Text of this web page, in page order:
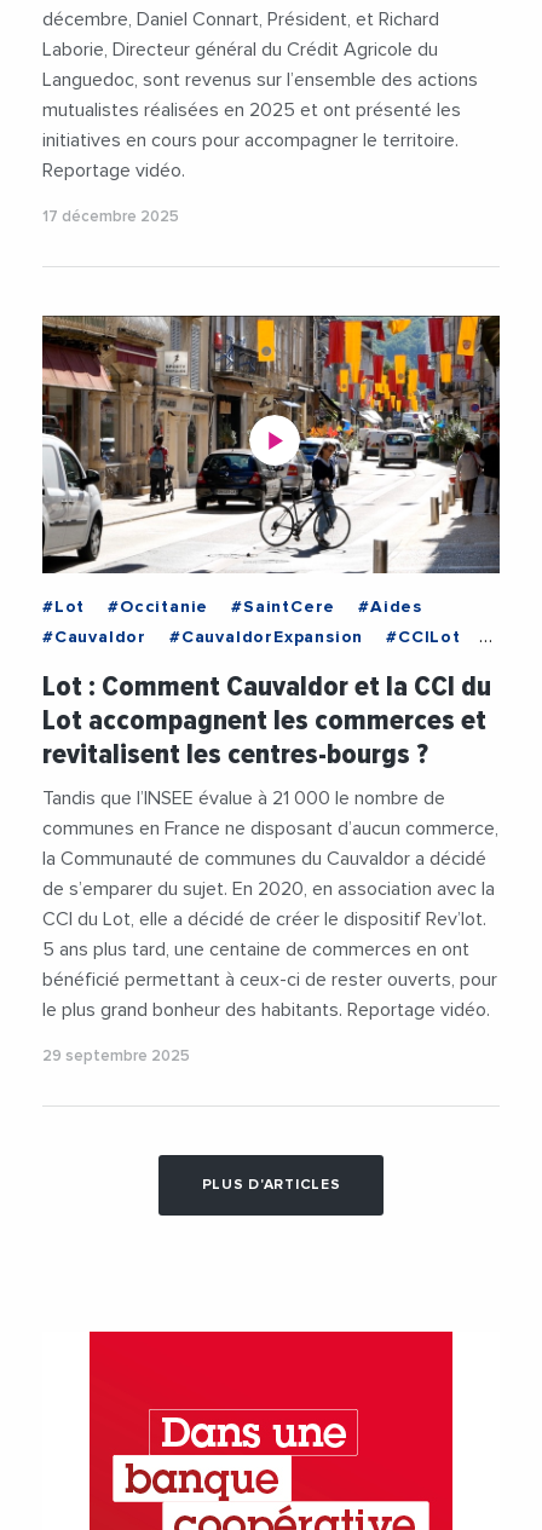
décembre, Daniel Connart, Président, et Richard
Laborie, Directeur général du Crédit Agricole du
Languedoc, sont revenus sur l’ensemble des actions
mutualistes réalisées en 2025 et ont présenté les
initiatives en cours pour accompagner le territoire.
Reportage vidéo.
17 décembre 2025
#Lot #Occitanie #SaintCere
#Aides
#Cauvaldor
#CauvaldorExpansion
#CCILot
#CreditAgricole
#JeanClaudeFouche
#Ruralite
#Videos
Lot : Comment Cauvaldor et la CCI du
Lot accompagnent les commerces et
revitalisent les centres-bourgs ?
Tandis que l’INSEE évalue à 21 000 le nombre de
communes en France ne disposant d’aucun commerce,
la Communauté de communes du Cauvaldor a décidé
de s’emparer du sujet. En 2020, en association avec la
CCI du Lot, elle a décidé de créer le dispositif Rev’lot.
5 ans plus tard, une centaine de commerces en ont
bénéficié permettant à ceux-ci de rester ouverts, pour
le plus grand bonheur des habitants. Reportage vidéo.
29 septembre 2025
PLUS D'ARTICLES